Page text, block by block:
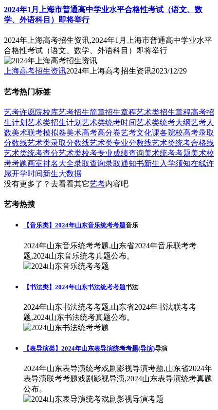
2024年1月上海市普通高中学业水平合格性考试（语文、数
学、外语科目）即将举行
2024年上海高考招生资讯,2024年1月上海市普通高中学业水平
合格性考试（语文、数学、外语科目）即将举行
上海高考招生资讯2024年上海高考招生资讯2023/12/29
艺考热门标签
艺考许愿院校库艺考招生简章招生章程艺术类招生章程高考招
生计划 艺术类招生计划 艺术类统考时间艺术类统考大纲艺考人
数美术联考模拟卷美术高考高分卷艺考文化课各院校高考录取
分数线艺术类录取分数线艺术类专业分数线艺术类统考合格线
艺术类统考查分艺术类校考专业成绩查询美术统考考题美术校
考考题画室排名大全录取查询录取通知书新生入学须知在线许
愿开学时间新生大数据
没有更多了？去看看其它艺考内容吧
艺考热搜
【音乐类】2024年山东音乐统考考题音乐
2024年山东音乐统考考题,山东省2024年音乐联考考
题,2024山东音乐统考真题公布。
【书法类】2024年山东书法统考考题书法
2024年山东书法统考考题,山东省2024年书法联考考
题,2024山东书法统考真题公布。
【表导演类】2024年山东表导演统考考题(导演)导演
2024年山东表导演统考戏剧影视导演考题,山东省2024年
表导演联考考题戏剧影视导演,2024山东表导演统考真题
公布。